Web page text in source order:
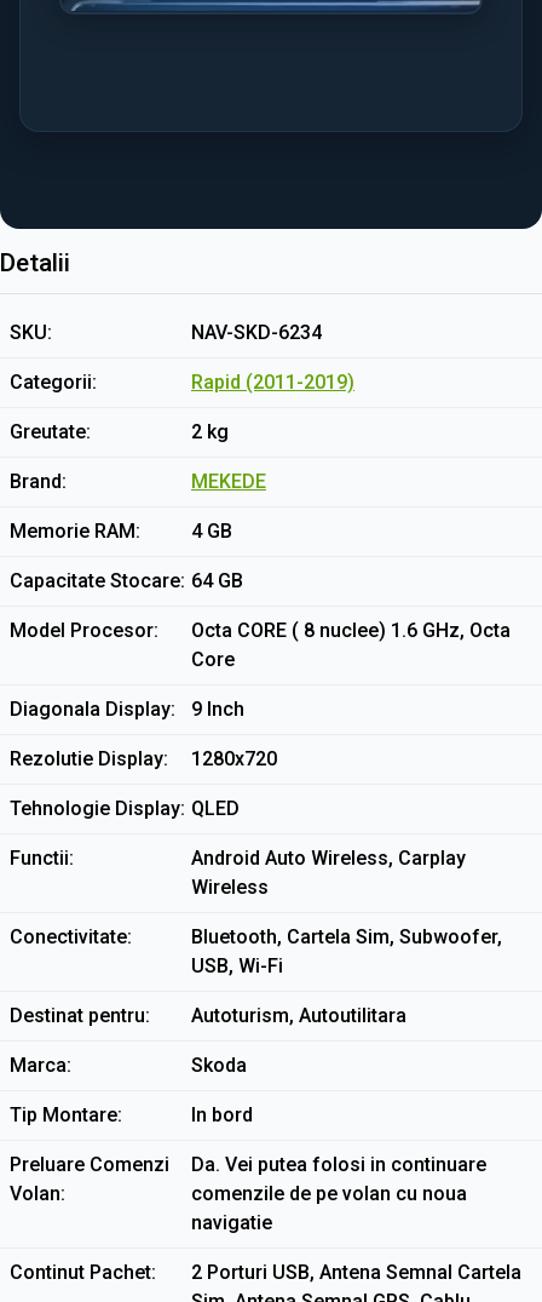
Detalii
SKU NAV-SKD-6234
Categorii Rapid (2011-2019)
Greutate 2 kg
Brand MEKEDE
Memorie RAM 4 GB
Capacitate Stocare 64 GB
Model Procesor
Octa CORE ( 8 nuclee) 1.6 GHz, Octa
Core
Diagonala Display 9 Inch
Rezolutie Display 1280x720
Tehnologie Display QLED
Functii
Android Auto Wireless, Carplay
Wireless
Conectivitate
Bluetooth, Cartela Sim, Subwoofer,
USB, Wi-Fi
Destinat pentru Autoturism, Autoutilitara
Marca Skoda
Tip Montare In bord
Preluare Comenzi
Volan
Da. Vei putea folosi in continuare
comenzile de pe volan cu noua
navigatie
Continut Pachet
2 Porturi USB, Antena Semnal Cartela